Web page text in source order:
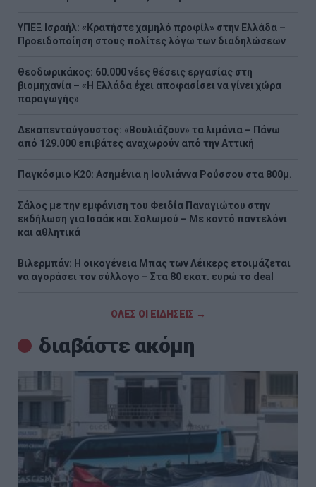
ΥΠΕΞ Ισραήλ: «Κρατήστε χαμηλό προφίλ» στην Ελλάδα –
Προειδοποίηση στους πολίτες λόγω των διαδηλώσεων
Θεοδωρικάκος: 60.000 νέες θέσεις εργασίας στη
βιομηχανία – «Η Ελλάδα έχει αποφασίσει να γίνει χώρα
παραγωγής»
Δεκαπενταύγουστος: «Βουλιάζουν» τα λιμάνια – Πάνω
από 129.000 επιβάτες αναχωρούν από την Αττική
Παγκόσμιο Κ20: Ασημένια η Ιουλιάννα Ρούσσου στα 800μ.
Σάλος με την εμφάνιση του Φειδία Παναγιώτου στην
εκδήλωση για Ισαάκ και Σολωμού – Με κοντό παντελόνι
και αθλητικά
Βιλερμπάν: Η οικογένεια Μπας των Λέικερς ετοιμάζεται
να αγοράσει τον σύλλογο – Στα 80 εκατ. ευρώ το deal
ΟΛΕΣ ΟΙ ΕΙΔΗΣΕΙΣ →
διαβάστε ακόμη